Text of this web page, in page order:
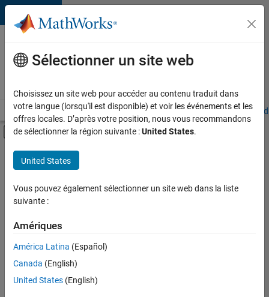
Passer au contenu
Votre
carrière
chez
Accueil Explorer nos opportunités Adresses de nos bureaux
Activer/désactiver l'affichage du menu
Contenu principal
FILTRER PAR
Applications et outils commerciaux
Ingénierie des processus logiciels
Rédaction technique
Actuellement,
aucune
offre
d'emploi
Sélectionner un site web
Choisissez un site web pour accéder au contenu traduit dans
votre langue (lorsqu'il est disponible) et voir les événements et les
offres locales. D’après votre position, nous vous recommandons
de sélectionner la région suivante :United States.
United States
Vous pouvez également sélectionner un site web dans la liste
suivante :
Amériques
América Latina (Español)
Canada (English)
United States (English)